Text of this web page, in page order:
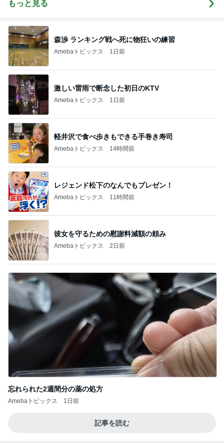
もっと見る
森渉 ランキング戦へ死に物狂いの練習
Amebaトピックス 1日前
激しい雷雨で断念した初日のKTV
Amebaトピックス 1日前
軽井沢で食べ歩きもできる手巻き寿司
Amebaトピックス 14時間前
レジェンド松下のなんでもプレゼン！
Amebaトピックス 11時間前
彼女を守るための慰謝料減額の頼み
Amebaトピックス 2日前
忘れられた2週間分の薬の処方
Amebaトピックス 1日前
記事を読む